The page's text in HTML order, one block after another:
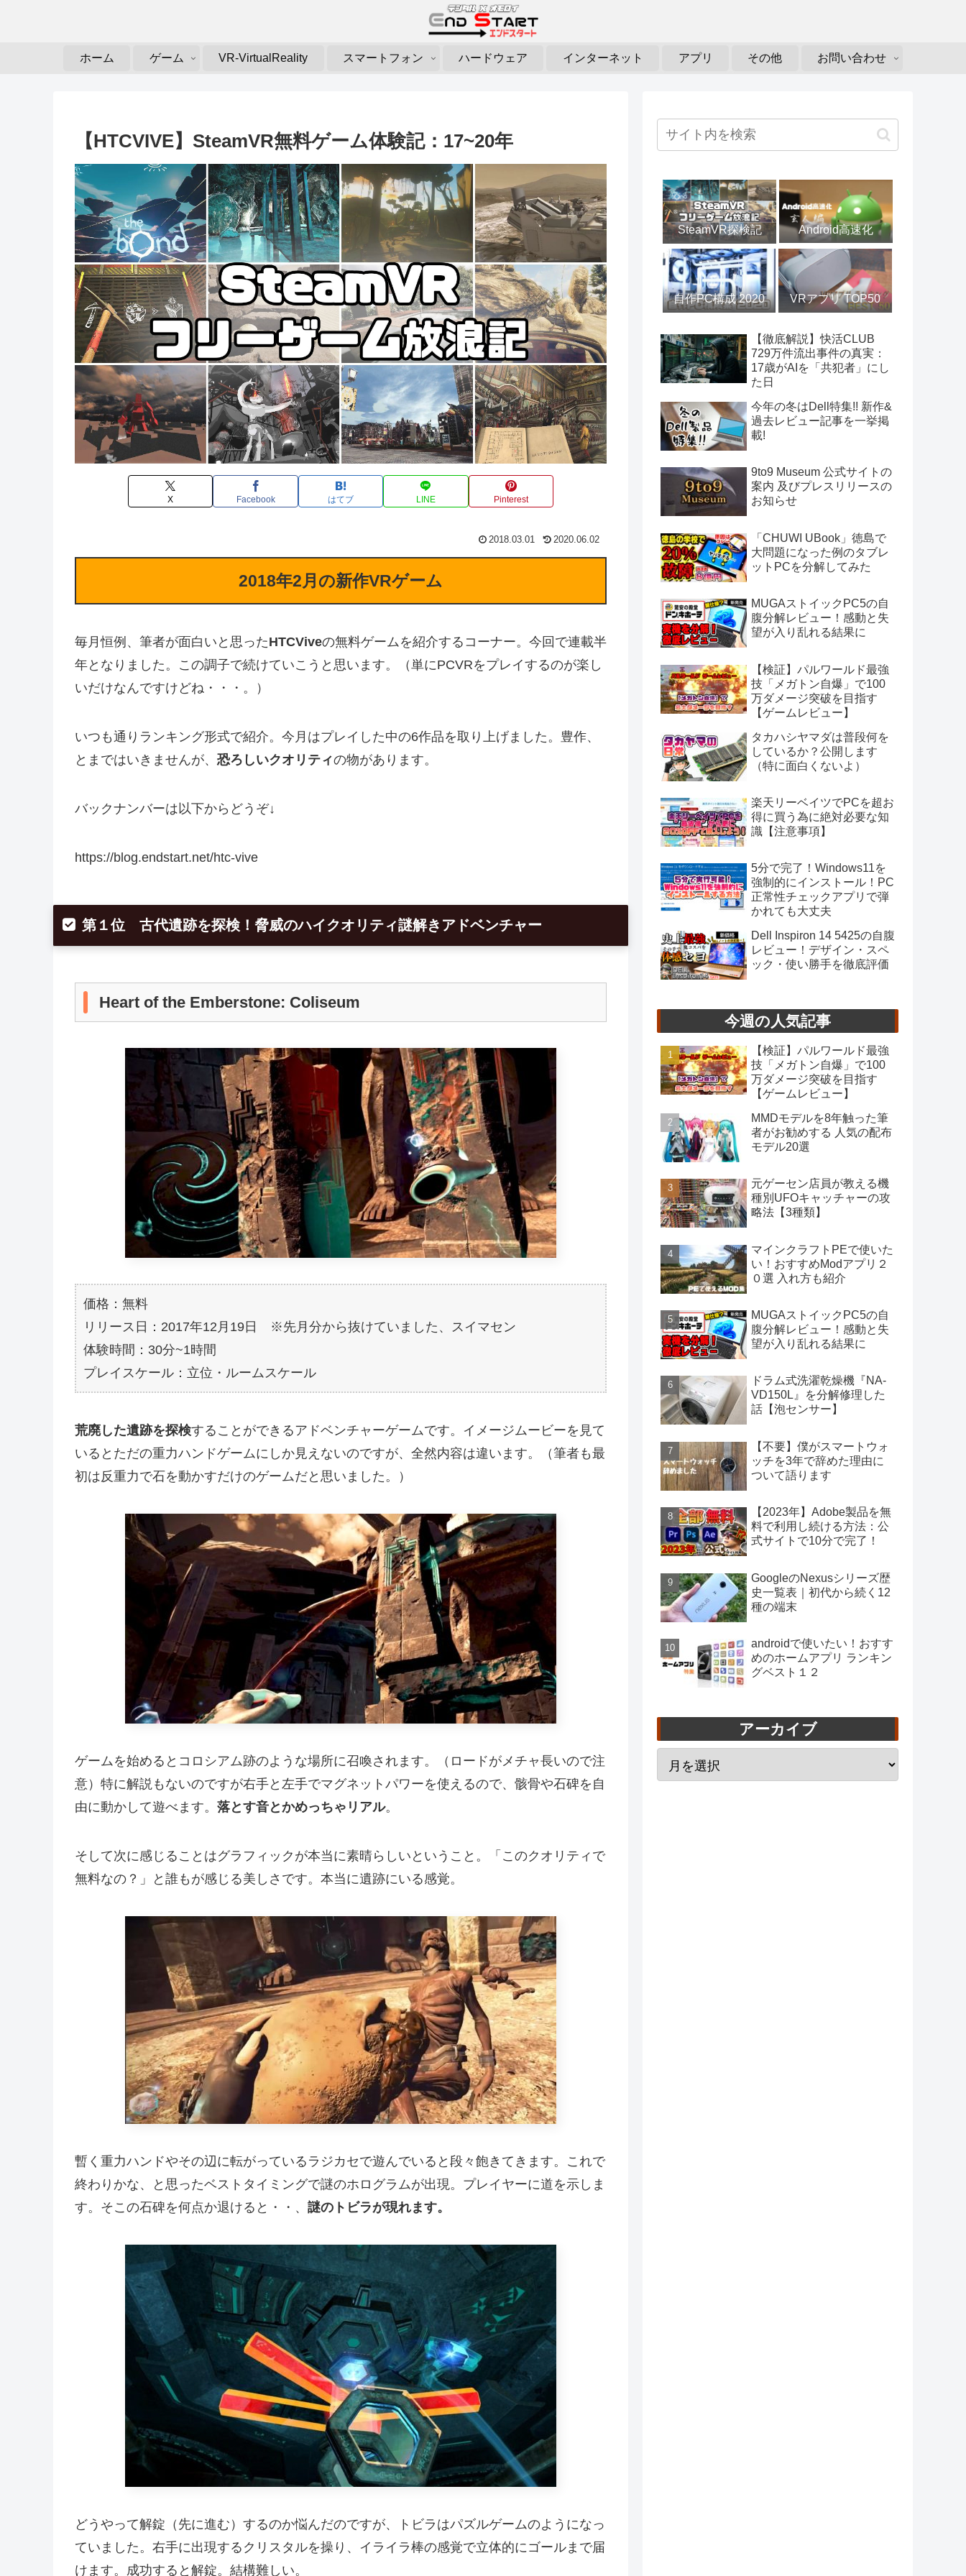
ホーム ゲーム VR-VirtualReality スマートフォン ハードウェア インターネット アプリ その他 お問い合わせ
【HTCVIVE】SteamVR無料ゲーム体験記：17~20年
X Facebook はてブ LINE Pinterest
2018.03.01 2020.06.02
2018年2月の新作VRゲーム
毎月恒例、筆者が面白いと思ったHTCViveの無料ゲームを紹介するコーナー。今回で連載半
年となりました。この調子で続けていこうと思います。（単にPCVRをプレイするのが楽し
いだけなんですけどね・・・。）
いつも通りランキング形式で紹介。今月はプレイした中の6作品を取り上げました。豊作、
とまではいきませんが、 恐ろしいクオリティの物があります。
バックナンバーは以下からどうぞ↓
https://blog.endstart.net/htc-vive
第１位 古代遺跡を探検！脅威のハイクオリティ謎解きアドベンチャー
Heart of the Emberstone: Coliseum
価格：無料
リリース日：2017年12月19日 ※先月分から抜けていました、スイマセン
体験時間：30分~1時間
プレイスケール：立位・ルームスケール
荒廃した遺跡を探検することができるアドベンチャーゲームです。イメージムービーを見て
いるとただの重力ハンドゲームにしか見えないのですが、全然内容は違います。（筆者も最
初は反重力で石を動かすだけのゲームだと思いました。）
ゲームを始めるとコロシアム跡のような場所に召喚されます。（ロードがメチャ長いので注
意）特に解説もないのですが右手と左手でマグネットパワーを使えるので、骸骨や石碑を自
由に動かして遊べます。 落とす音とかめっちゃリアル。
そして次に感じることはグラフィックが本当に素晴らしいということ。「このクオリティで
無料なの？」と誰もが感じる美しさです。本当に遺跡にいる感覚。
暫く重力ハンドやその辺に転がっているラジカセで遊んでいると段々飽きてきます。これで
終わりかな、と思ったベストタイミングで謎のホログラムが出現。プレイヤーに道を示しま
す。そこの石碑を何点か退けると・・、 謎のトビラが現れます。
どうやって解錠（先に進む）するのか悩んだのですが、トビラはパズルゲームのようになっ
ていました。右手に出現するクリスタルを操り、イライラ棒の感覚で立体的にゴールまで届
けます。成功すると解錠。結構難しい。
SteamVR探検記 Android高速化
自作PC構成 2020 VRアプリ TOP50
【徹底解説】快活CLUB
729万件流出事件の真実：
17歳がAIを「共犯者」にし
た日
今年の冬はDell特集!! 新作&
過去レビュー記事を一挙掲
載!
9to9 Museum 公式サイトの
案内 及びプレスリリースの
お知らせ
「CHUWI UBook」徳島で
大問題になった例のタブレ
ットPCを分解してみた
MUGAストイックPC5の自
腹分解レビュー！感動と失
望が入り乱れる結果に
【検証】パルワールド最強
技「メガトン自爆」で100
万ダメージ突破を目指す
【ゲームレビュー】
タカハシヤマダは普段何を
しているか？公開します
（特に面白くないよ）
楽天リーベイツでPCを超お
得に買う為に絶対必要な知
識【注意事項】
5分で完了！Windows11を
強制的にインストール！PC
正常性チェックアプリで弾
かれても大丈夫
Dell Inspiron 14 5425の自腹
レビュー！デザイン・スペ
ック・使い勝手を徹底評価
今週の人気記事
【検証】パルワールド最強
技「メガトン自爆」で100
万ダメージ突破を目指す
【ゲームレビュー】
MMDモデルを8年触った筆
者がお勧めする 人気の配布
モデル20選
元ゲーセン店員が教える機
種別UFOキャッチャーの攻
略法【3種類】
マインクラフトPEで使いた
い！おすすめModアプリ２
０選 入れ方も紹介
MUGAストイックPC5の自
腹分解レビュー！感動と失
望が入り乱れる結果に
ドラム式洗濯乾燥機『NA-
VD150L』を分解修理した
話【泡センサー】
【不要】僕がスマートウォ
ッチを3年で辞めた理由に
ついて語ります
【2023年】Adobe製品を無
料で利用し続ける方法：公
式サイトで10分で完了！
GoogleのNexusシリーズ歴
史一覧表｜初代から続く12
種の端末
androidで使いたい！おすす
めのホームアプリ ランキン
グベスト１２
アーカイブ